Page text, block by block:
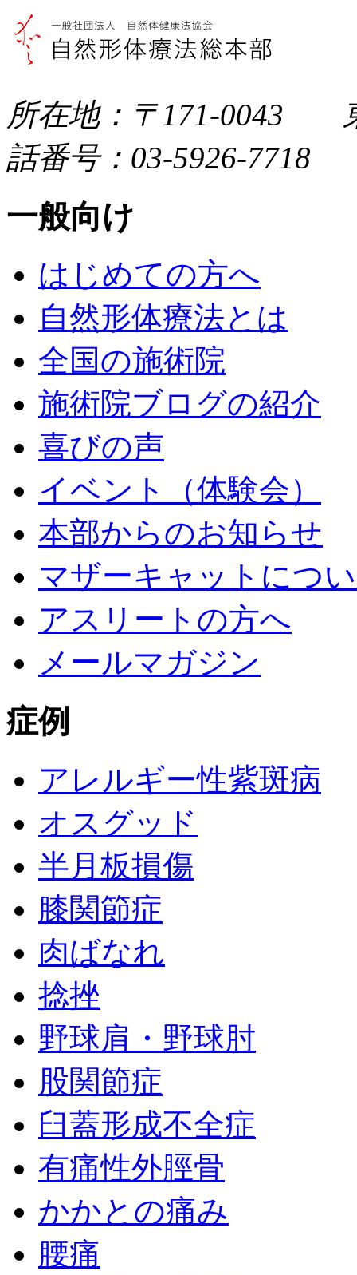
所在地：〒171-0043
話番号：03-5926-7718
一般向け
はじめての方へ
自然形体療法とは
全国の施術院
施術院ブログの紹介
喜びの声
イベント（体験会）
本部からのお知らせ
マザーキャットにつ
アスリートの方へ
メールマガジン
症例
アレルギー性紫斑病
オスグッド
半月板損傷
膝関節症
肉ばなれ
捻挫
野球肩・野球肘
股関節症
臼蓋形成不全症
有痛性外脛骨
かかとの痛み
腰痛